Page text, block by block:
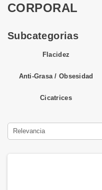
CORPORAL
Subcategorias
Flacidez
Anti-Grasa / Obsesidad
Cicatrices
Relevancia